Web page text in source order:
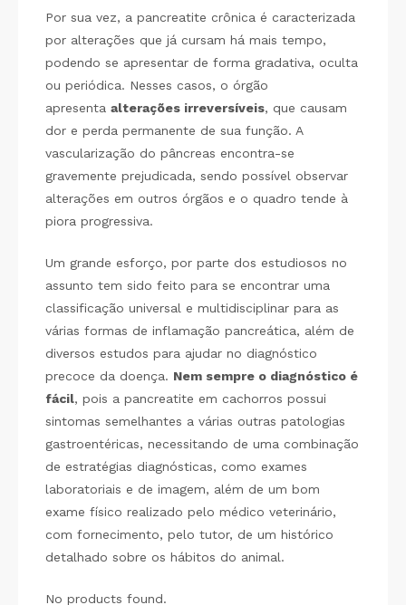
Por sua vez, a pancreatite crônica é caracterizada
por alterações que já cursam há mais tempo,
podendo se apresentar de forma gradativa, oculta
ou periódica. Nesses casos, o órgão
apresenta alterações irreversíveis, que causam
dor e perda permanente de sua função. A
vascularização do pâncreas encontra-se
gravemente prejudicada, sendo possível observar
alterações em outros órgãos e o quadro tende à
piora progressiva.
Um grande esforço, por parte dos estudiosos no
assunto tem sido feito para se encontrar uma
classificação universal e multidisciplinar para as
várias formas de inflamação pancreática, além de
diversos estudos para ajudar no diagnóstico
precoce da doença. Nem sempre o diagnóstico é
fácil, pois a pancreatite em cachorros possui
sintomas semelhantes a várias outras patologias
gastroentéricas, necessitando de uma combinação
de estratégias diagnósticas, como exames
laboratoriais e de imagem, além de um bom
exame físico realizado pelo médico veterinário,
com fornecimento, pelo tutor, de um histórico
detalhado sobre os hábitos do animal.
No products found.